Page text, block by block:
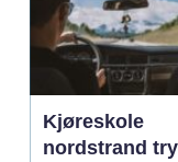
Kjøreskole
nordstrand trygg